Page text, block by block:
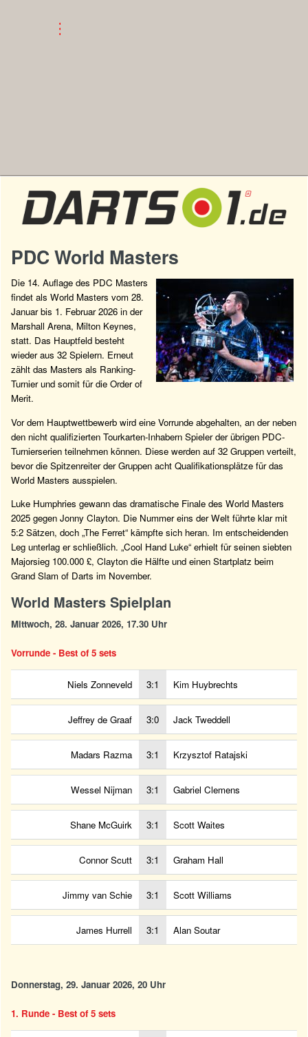
PDC World Masters
Die 14. Auflage des PDC Masters
findet als World Masters vom 28.
Januar bis 1. Februar 2026 in der
Marshall Arena, Milton Keynes,
statt. Das Hauptfeld besteht
wieder aus 32 Spielern. Erneut
zählt das Masters als Ranking-
Turnier und somit für die Order of
Merit.
Vor dem Hauptwettbewerb wird eine Vorrunde abgehalten, an der neben
den nicht qualifizierten Tourkarten-Inhabern Spieler der übrigen PDC-
Turnierserien teilnehmen können. Diese werden auf 32 Gruppen verteilt,
bevor die Spitzenreiter der Gruppen acht Qualifikationsplätze für das
World Masters ausspielen.
Luke Humphries gewann das dramatische Finale des World Masters
2025 gegen Jonny Clayton. Die Nummer eins der Welt führte klar mit
5:2 Sätzen, doch „The Ferret“ kämpfte sich heran. Im entscheidenden
Leg unterlag er schließlich. „Cool Hand Luke“ erhielt für seinen siebten
Majorsieg 100.000 £, Clayton die Hälfte und einen Startplatz beim
Grand Slam of Darts im November.
World Masters Spielplan
Mittwoch, 28. Januar 2026, 17.30 Uhr
Vorrunde - Best of 5 sets
Niels Zonneveld 3:1 Kim Huybrechts
Jeffrey de Graaf 3:0 Jack Tweddell
Madars Razma 3:1 Krzysztof Ratajski
Wessel Nijman 3:1 Gabriel Clemens
Shane McGuirk 3:1 Scott Waites
Connor Scutt 3:1 Graham Hall
Jimmy van Schie 3:1 Scott Williams
James Hurrell 3:1 Alan Soutar
Donnerstag, 29. Januar 2026, 20 Uhr
1. Runde - Best of 5 sets